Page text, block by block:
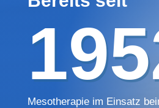
Mesotherapie im Einsatz